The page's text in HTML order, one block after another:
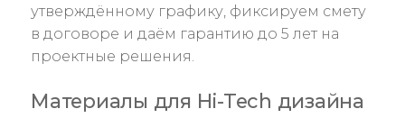
утверждённому графику, фиксируем смету
в договоре и даём гарантию до 5 лет на
проектные решения.
Материалы для Hi-Tech дизайна